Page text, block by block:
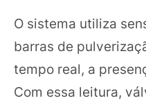
O sistema utiliza
barras de
tempo real, a
Com essa leitura,